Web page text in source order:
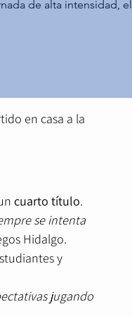
al
en casa a la
cuarto título.
se intenta
Hidalgo.
y
jugando
de alta intensidad, el